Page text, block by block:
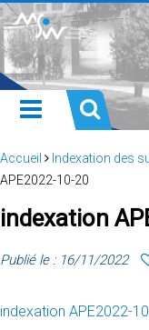
Accueil Indexation des
APE2022-10-20
indexation
Publié le : 16/11/2022
indexation APE2022-